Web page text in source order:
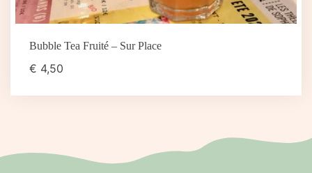
Bubble Tea Fruité – Sur Place
€ 4,50